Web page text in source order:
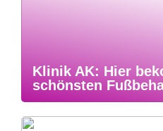
Klinik AK: Hier
schönsten